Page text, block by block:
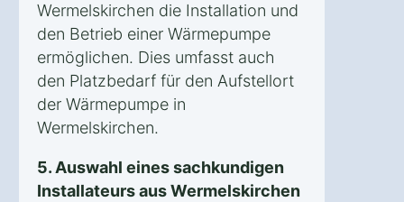
Wermelskirchen die Installation und
den Betrieb einer Wärmepumpe
ermöglichen. Dies umfasst auch
den Platzbedarf für den Aufstellort
der Wärmepumpe in
Wermelskirchen.
5. Auswahl eines sachkundigen
Installateurs aus Wermelskirchen